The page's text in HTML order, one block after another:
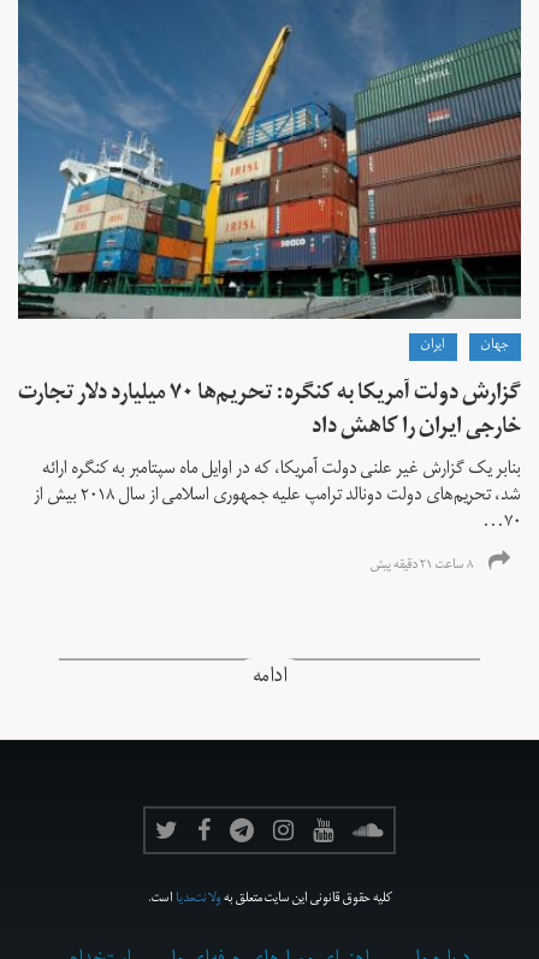
جهان ايران
گزارش دولت آمریکا به کنگره: تحریم‌ها ۷۰ میلیارد دلار تجارت
خارجی ایران را کاهش داد
بنابر یک گزارش غیر علنی دولت آمریکا، که در اوایل ماه سپتامبر به کنگره ارائه
شد، تحریم‌های دولت دونالد ترامپ علیه جمهوری اسلامی از سال ۲۰۱۸ بیش از
۷۰...
۸ ساعت ۲۱ دقیقه پیش
ادامه
کلیه حقوق قانونی این سایت متعلق بهولانت‌مدیااست.